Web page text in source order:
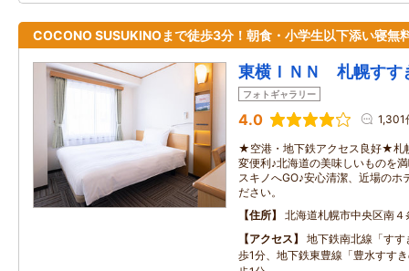
COCONO SUSUKINOまで徒歩3分！朝食・小学生以下添い寝無
東横ＩＮＮ 札幌すす
フォトギャラリー
4.0 1,301
★空港・地下鉄アクセス良好★札
変便利♪北海道の美味しいものを
スキノへGO♪安心清潔、近場のホ
ださい。
住所
北海道札幌市中央区南
アクセス
地下鉄南北線「す
歩1分、地下鉄東豊線「豊水すす